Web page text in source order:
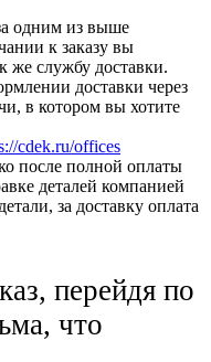
одним из выше
к заказу вы
же службу доставки.
доставки через
в котором вы хотите
cdek.ru/offices
после полной оплаты
деталей компанией
за доставку оплата
перейдя по
что